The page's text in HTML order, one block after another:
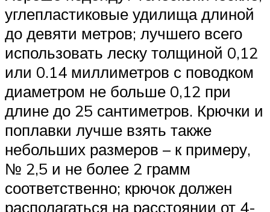
углепластиковые удилища длиной
до девяти метров; лучшего всего
использовать леску толщиной 0,12
или 0.14 миллиметров с поводком
диаметром не больше 0,12 при
длине до 25 сантиметров. Крючки и
поплавки лучше взять также
небольших размеров – к примеру,
№ 2,5 и не более 2 грамм
соответственно; крючок должен
располагаться на расстоянии от 4-